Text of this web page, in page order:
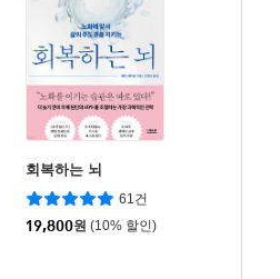
회복하는 뇌
61건
19,800원 (10% 할인)